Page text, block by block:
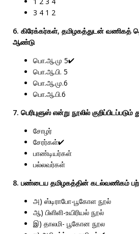
3 4 1 2
6. கிரேக்கர்கள், தமிழகத்துடன் வணிகத்
ஆண்டு
பொ.ஆ.மு 5✔
பொ.ஆ.பி. 5
பொ.ஆ.மு.6
பொ.ஆ.பி.6
7. பெரிபுளுஸ் என்று நூலில்
சோழர்
சேரர்கள்✔
பாண்டியர்கள்
பல்லவர்கள்
8. பண்டைய தமிழகத்தின் கடல்வணிகம்
அ) ஸ்டிராபோ-பூகோள நூல்
ஆ) பிளிளி-உயிரியல் நூல்
இ) தாலமி- பூகோன நூல